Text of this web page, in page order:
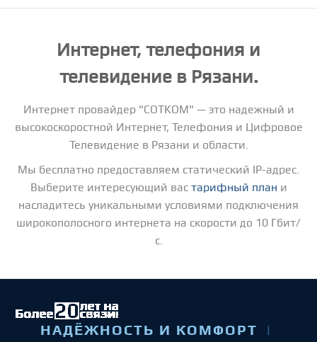
Интернет, телефония и
телевидение в Рязани.
Интернет провайдер "СОТКОМ" — это надежный и
высокоскоростной Интернет, Телефония и Цифровое
Телевидение в Рязани и области.
Мы бесплатно предоставляем статический IP-адрес.
Выберите интересующий вас тарифный план и
насладитесь уникальными условиями подключения
широкополосного интернета на скорости до 10 Гбит/
с.
НАДЁЖНОСТЬ И КОМФОРТ